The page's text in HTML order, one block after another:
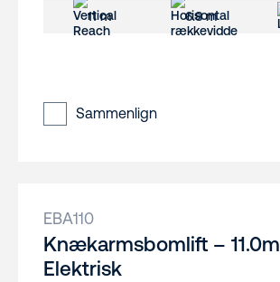
11 m 6.8 m
Sammenlign
EBA110
Knækarmsbomlift – 11.0m
Elektrisk